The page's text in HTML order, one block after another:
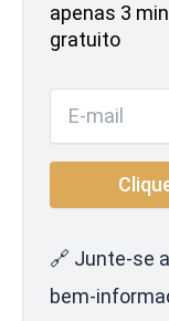
apenas 3
gratuito
🔗 Junte-se
bem-